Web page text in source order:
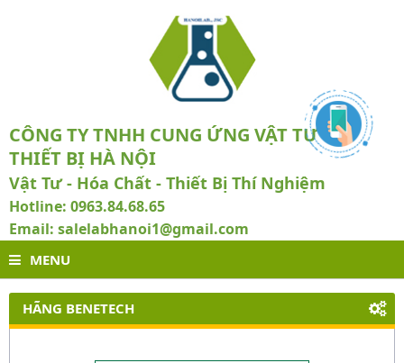
CÔNG TY TNHH CUNG ỨNG VẬT TƯ VÀ
THIẾT BỊ HÀ NỘI
Vật Tư - Hóa Chất - Thiết Bị Thí Nghiệm
Hotline: 0963.84.68.65
Email: salelabhanoi1@gmail.com
MENU
HÃNG BENETECH